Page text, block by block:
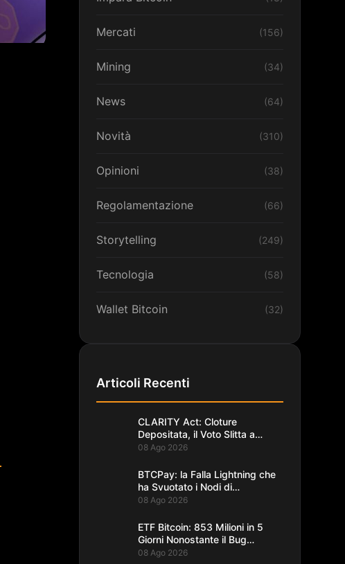
Mercati (156)
Mining (34)
News (64)
Novità (310)
Opinioni (38)
Regolamentazione (66)
Storytelling (249)
Tecnologia (58)
Wallet Bitcoin (32)
Articoli Recenti
CLARITY Act: Cloture
Depositata, il Voto Slitta a
Settembre
08 Ago 2026
BTCPay: la Falla Lightning che
ha Svuotato i Nodi di
Foundation
08 Ago 2026
ETF Bitcoin: 853 Milioni in 5
Giorni Nonostante il Bug
Coldcard
08 Ago 2026